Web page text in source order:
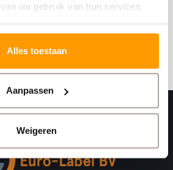
uw gebruik van hun services.
Alles toestaan
Aanpassen
Weigeren
nieuwste aanbiedingen en